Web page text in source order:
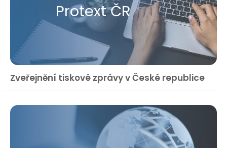
Protext ČR
Zveřejnění tiskové zprávy v České republice